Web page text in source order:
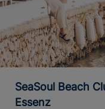
SeaSoul Beach Club Cala Barca: Mediterrane
Essenz